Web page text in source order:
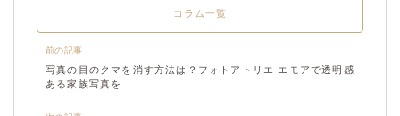
前の記事
写真の目のクマを消す方法は？フォトアトリエ エモアで透明感
ある家族写真を
コラム一覧